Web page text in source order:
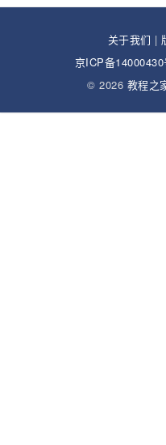
关于我们 |
京ICP备14000430
© 2026 教程之